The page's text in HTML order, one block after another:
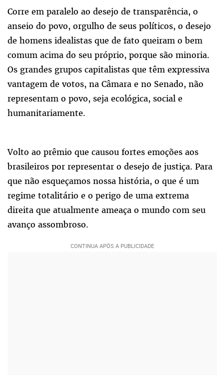
Corre em paralelo ao desejo de transparência, o
anseio do povo, orgulho de seus políticos, o desejo
de homens idealistas que de fato queiram o bem
comum acima do seu próprio, porque são minoria.
Os grandes grupos capitalistas que têm expressiva
vantagem de votos, na Câmara e no Senado, não
representam o povo, seja ecológica, social e
humanitariamente.
Volto ao prêmio que causou fortes emoções aos
brasileiros por representar o desejo de justiça. Para
que não esqueçamos nossa história, o que é um
regime totalitário e o perigo de uma extrema
direita que atualmente ameaça o mundo com seu
avanço assombroso.